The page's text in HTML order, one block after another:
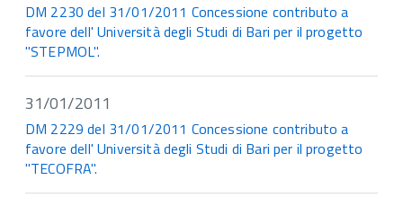
DM 2230 del 31/01/2011 Concessione contributo a
favore dell' Università degli Studi di Bari per il progetto
"STEPMOL".
31/01/2011
DM 2229 del 31/01/2011 Concessione contributo a
favore dell' Università degli Studi di Bari per il progetto
"TECOFRA".